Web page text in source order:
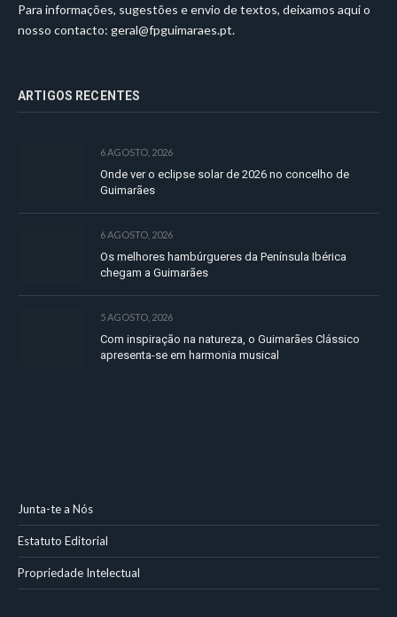
Para informações, sugestões e envio de textos, deixamos aqui o
nosso contacto: geral@fpguimaraes.pt.
ARTIGOS RECENTES
6 AGOSTO, 2026
Onde ver o eclipse solar de 2026 no concelho de
Guimarães
6 AGOSTO, 2026
Os melhores hambúrgueres da Península Ibérica
chegam a Guimarães
5 AGOSTO, 2026
Com inspiração na natureza, o Guimarães Clássico
apresenta-se em harmonia musical
Junta-te a Nós
Estatuto Editorial
Propriedade Intelectual